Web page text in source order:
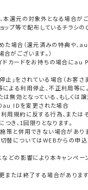
本還元の対象外となる場合がご
等で配布しているチラシの
場合（還元済みの特典や、
がございます。）
カードをお持ちの場合にau
」をされている場合（お客
による利用停止、不正利用等に
効となっている、もしくは譲
IDを変更された場合
用規約に反する行為、または
き、1回限りとなります。
策と併用できない場合がありま
替についてはWEBからの申
などの影響により本キャンペ
または終了する場合があります